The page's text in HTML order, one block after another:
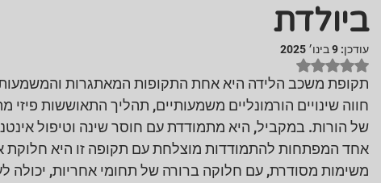
ביולדת
עודכן: 9 בינו׳ 2025
דירוג של NaN מתוך 5 כוכבים
תקופת משכב הלידה היא אחת התקופות המאתגרות
חווה שינויים הורמונליים משמעותיים, תהליך התאוששות
של הורות. במקביל, היא מתמודדת עם חוסר שינה וטיפול
אחד המפתחות להתמודדות מוצלחת עם תקופה זו היא חלוקת
משימות מסודרת, עם חלוקה ברורה של תחומי אחריות, יכולה